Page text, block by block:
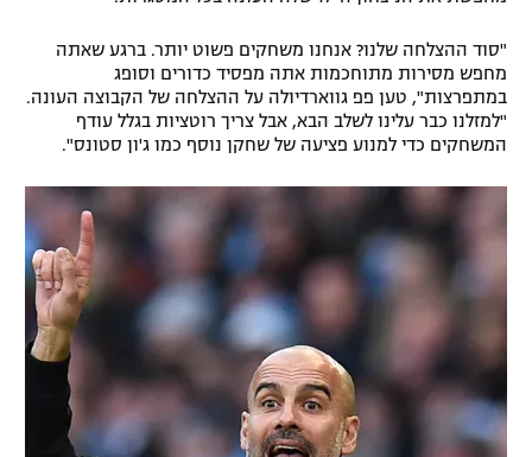
"סוד ההצלחה שלנו? אנחנו משחקים פשוט יותר. ברגע שאתה
מחפש מסירות מתוחכמות אתה מפסיד כדורים וסופג
במתפרצות", טען פפ גווארדיולה על ההצלחה של הקבוצה העונה.
"למזלנו כבר עלינו לשלב הבא, אבל צריך רוטציות בגלל עודף
המשחקים כדי למנוע פציעה של שחקן נוסף כמו ג'ון סטונס".